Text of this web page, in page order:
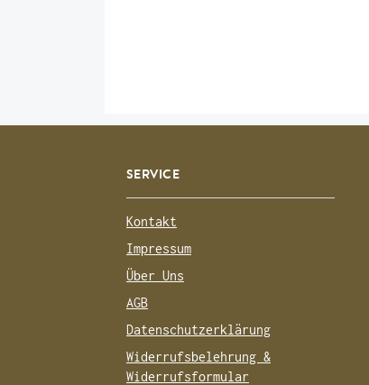
SERVICE
Kontakt
Impressum
Über Uns
AGB
Datenschutzerklärung
Widerrufsbelehrung &
Widerrufsformular